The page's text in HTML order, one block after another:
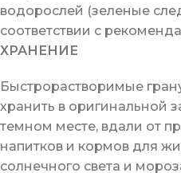
водорослей (зеленые
соответствии с
ХРАНЕНИЕ
Быстрорастворимые
хранить в оригинальной
темном месте, вдали от
напитков и кормов для
солнечного света и